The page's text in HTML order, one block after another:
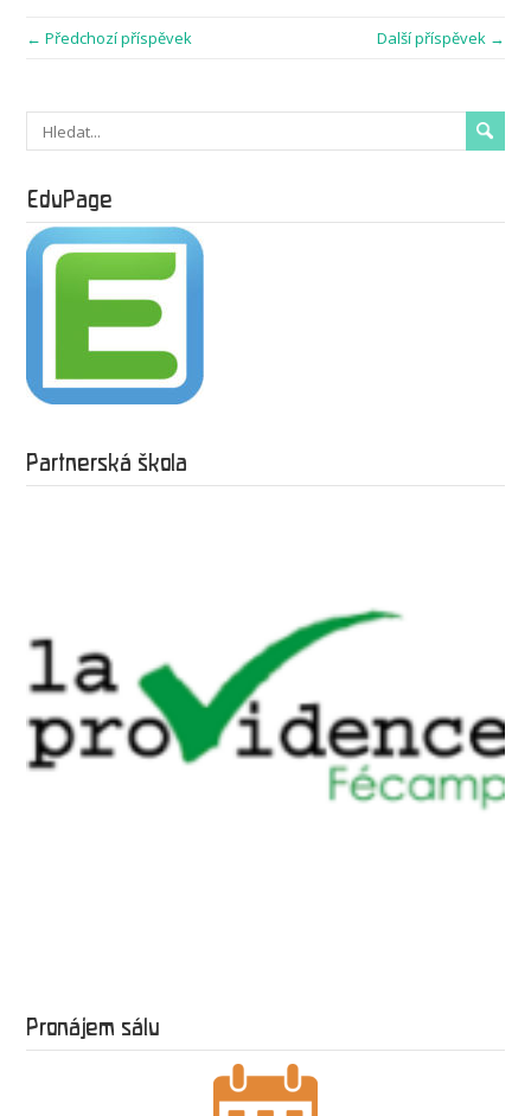
← Předchozí příspěvek Další příspěvek →
EduPage
Partnerská škola
Pronájem sálu